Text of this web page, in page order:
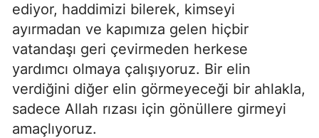
ediyor, haddimizi bilerek, kimseyi
ayırmadan ve kapımıza gelen hiçbir
vatandaşı geri çevirmeden herkese
yardımcı olmaya çalışıyoruz. Bir elin
verdiğini diğer elin görmeyeceği bir ahlakla,
sadece Allah rızası için gönüllere girmeyi
amaçlıyoruz.